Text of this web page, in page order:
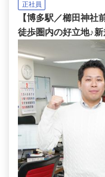
正社員
【博多駅／櫛田神
徒歩圏内の好立地♪